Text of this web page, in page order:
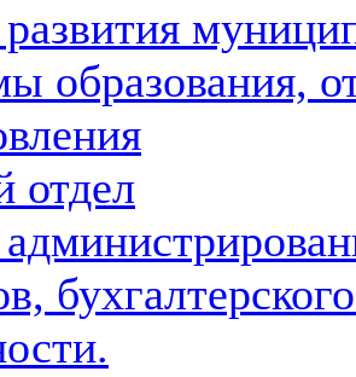
образования,
отдел